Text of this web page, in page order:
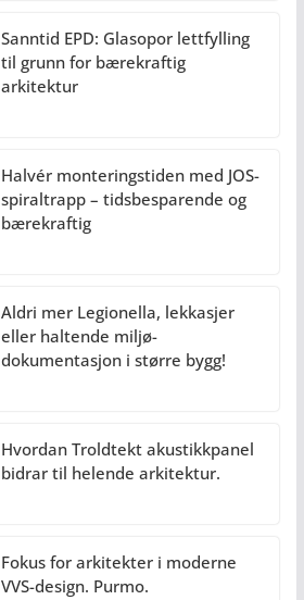
Sanntid EPD: Glasopor lettfylling
til grunn for bærekraftig
arkitektur
Halvér monteringstiden med JOS-
spiraltrapp – tidsbesparende og
bærekraftig
Aldri mer Legionella, lekkasjer
eller haltende miljø-
dokumentasjon i større bygg!
Hvordan Troldtekt akustikkpanel
bidrar til helende arkitektur.
Fokus for arkitekter i moderne
VVS-design. Purmo.